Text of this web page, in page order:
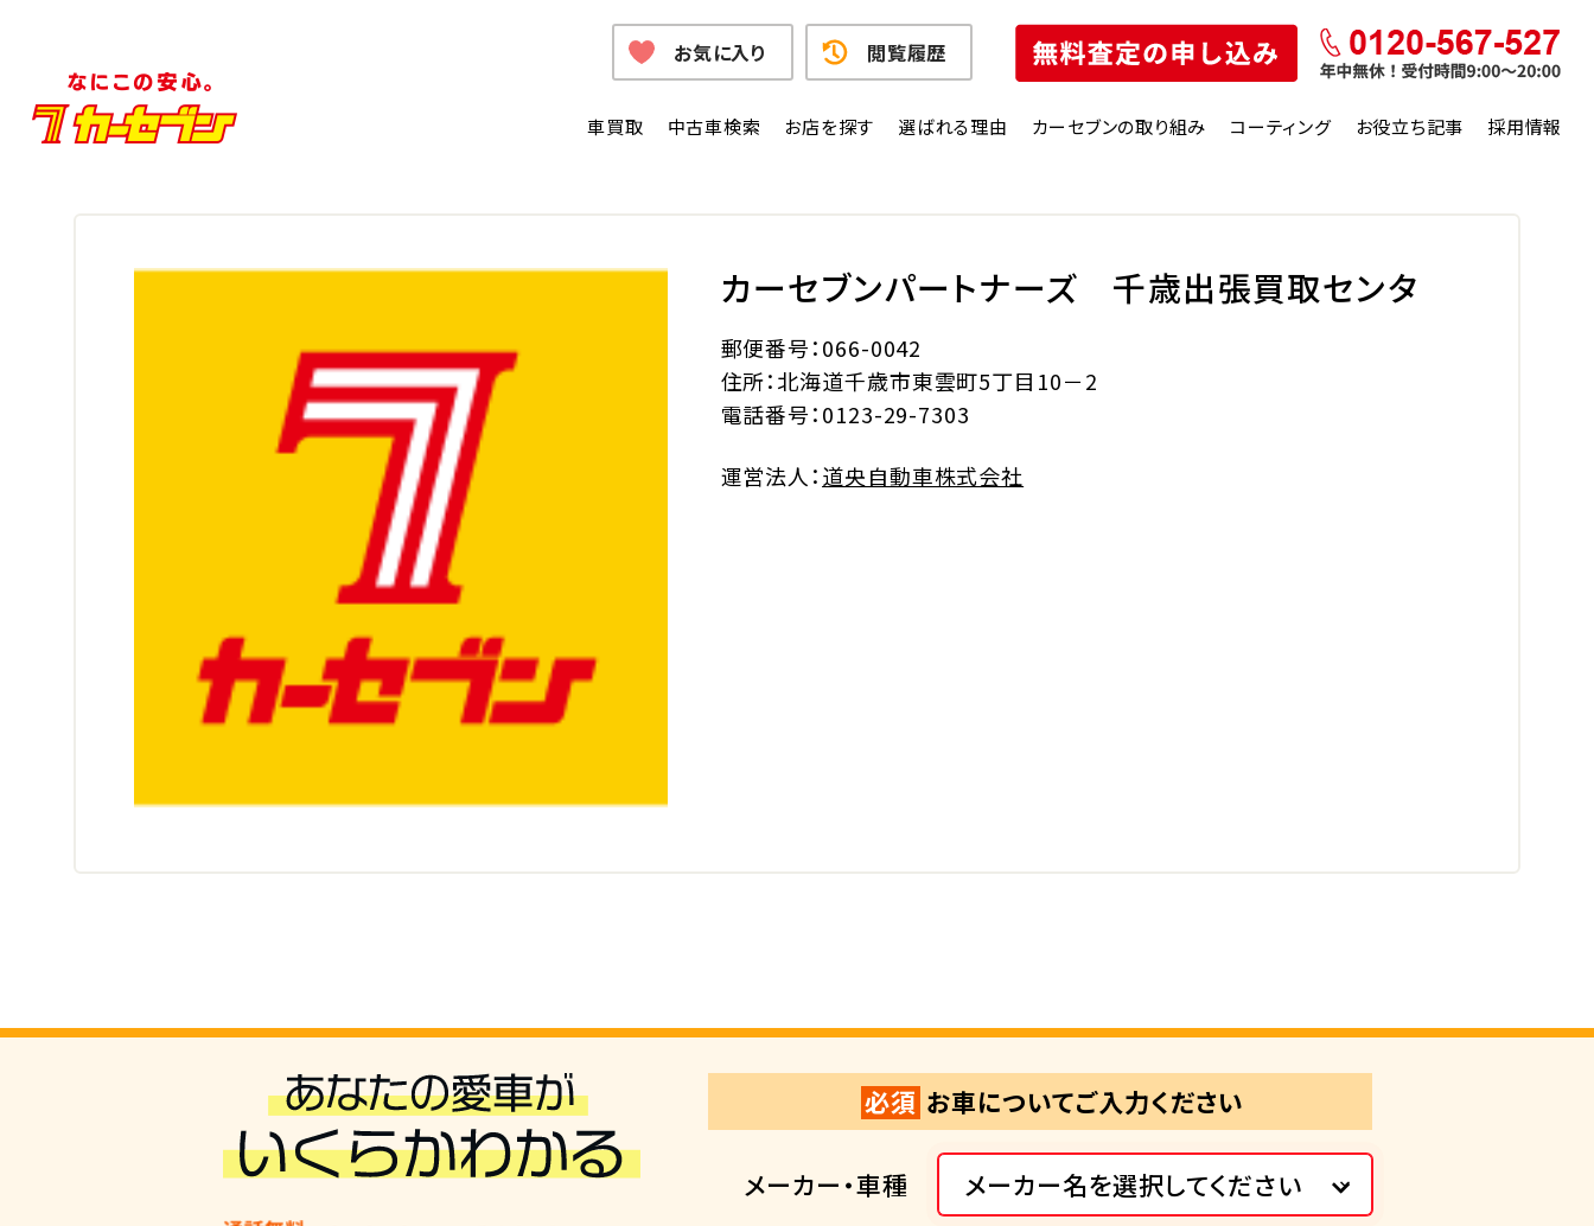
車買取 中古車検索 お店を探す 選ばれる理由 カーセブンの取り組み コーティング お役立ち記事 採用情報
お気に入り 閲覧履歴
カーセブンパートナーズ 千歳出張買取センタ
郵便番号：066-0042
住所：北海道千歳市東雲町5丁目10－2
電話番号：0123-29-7303
運営法人：道央自動車株式会社
必須 お車についてご入力ください
メーカー・車種 メーカー名を選択してください